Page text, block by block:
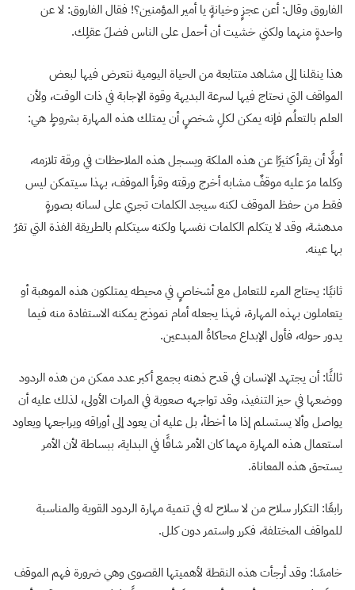
الفاروق وقال: أعن عجزٍ وخيانةٍ يا أمير المؤمنين؟! فقال الفاروق: لا عن
واحدةٍ منهما ولكني خشيت أن أحمل على الناس فضلَ عقلِك.
هذا ينقلنا إلى مشاهد متتابعة من الحياة اليومية نتعرض فيها لبعض
المواقف التي نحتاج فيها لسرعة البديهة وقوة الإجابة في ذات الوقت، ولأن
العلم بالتعلُم فإنه يمكن لكلِ شخصٍ أن يمتلك هذه المهارة بشروطٍ هي:
أولًا أن يقرأ كثيرًا عن هذه الملكة ويسجل هذه الملاحظات في ورقة تلازمه،
وكلما مرَ عليه موقفٌ مشابه أخرج ورقته وقرأ الموقف، بهذا سيتمكن ليس
فقط من حفظ الموقف لكنه سيجد الكلمات تجري على لسانه بصورةٍ
مدهشة، وقد لا يتكلم الكلمات نفسها ولكنه سيتكلم بالطريقة الفذة التي تقرُ
بها عينه.
ثانيًا: يحتاج المرء للتعامل مع أشخاصٍ في محيطه يمتلكون هذه الموهبة أو
يتعاملون بهذه المهارة، فهذا يجعله أمام نموذج يمكنه الاستفادة منه فيما
يدور حوله، فأول الإبداع محاكاةُ المبدعين.
ثالثًا: أن يجتهد الإنسان في قدح ذهنه بجمع أكبر عدد ممكن من هذه الردود
ووضعها في حيز التنفيذ، وقد تواجهه صعوبة في المرات الأولى، لذلك عليه أن
يواصل وألا يستسلم إذا ما أخطأ، بل عليه أن يعود إلى أوراقه ويراجعها ويعاود
استعمال هذه المهارة مهما كان الأمر شاقًا في البداية، ببساطة لأن الأمر
يستحق هذه المعاناة.
رابعًا: التكرار سلاح من لا سلاح له في تنمية مهارة الردود القوية والمناسبة
للمواقف المختلفة، فكرر واستمر دون كلل.
خامسًا: وقد أرجأت هذه النقطة لأهميتها القصوى وهي ضرورة فهم الموقف